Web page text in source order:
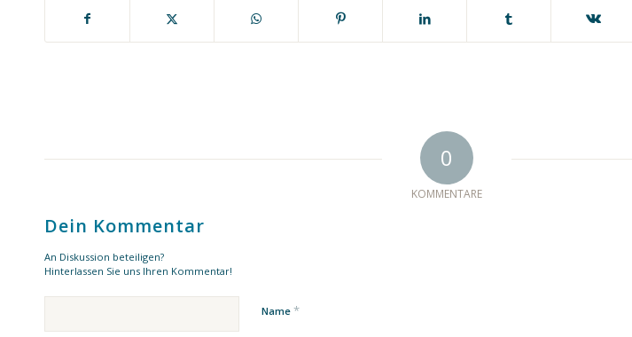
0
KOMMENTARE
Dein Kommentar
An Diskussion beteiligen?
Hinterlassen Sie uns Ihren Kommentar!
Name *